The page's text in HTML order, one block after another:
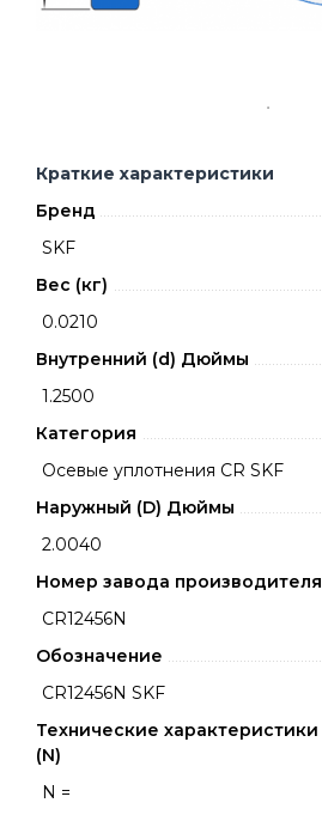
Краткие характеристики
Бренд
SKF
Вес (кг)
0.0210
Внутренний (d) Дюймы
1.2500
Категория
Осевые уплотнения CR SKF
Наружный (D) Дюймы
2.0040
Номер завода производителя
CR12456N
Обозначение
CR12456N SKF
Технические характеристики
(N)
N =